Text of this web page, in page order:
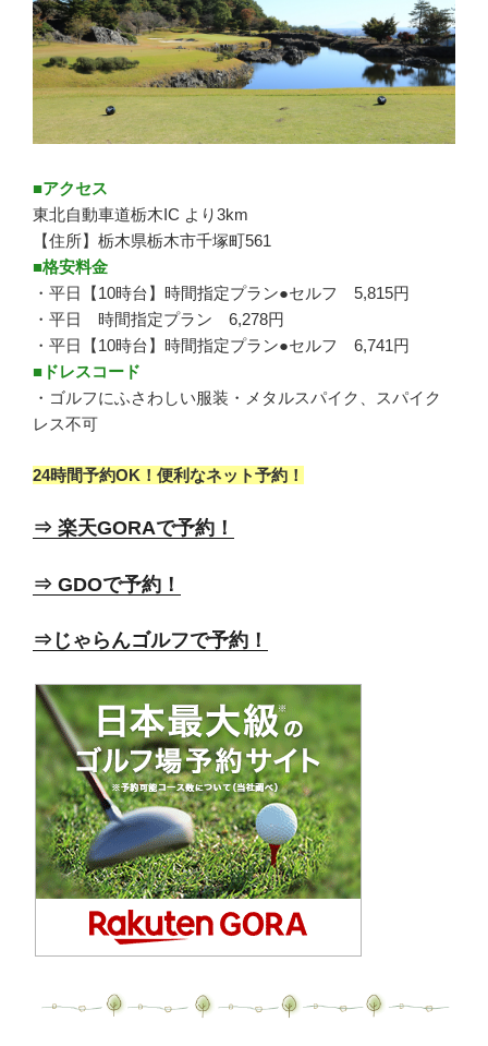
■アクセス
東北自動車道栃木IC より3km
【住所】栃木県栃木市千塚町561
■格安料金
・平日【10時台】時間指定プラン●セルフ 5,815円
・平日 時間指定プラン 6,278円
・平日【10時台】時間指定プラン●セルフ 6,741円
■ドレスコード
・ゴルフにふさわしい服装・メタルスパイク、スパイク
レス不可
24時間予約OK！便利なネット予約！
⇒ 楽天GORAで予約！
⇒ GDOで予約！
⇒じゃらんゴルフで予約！